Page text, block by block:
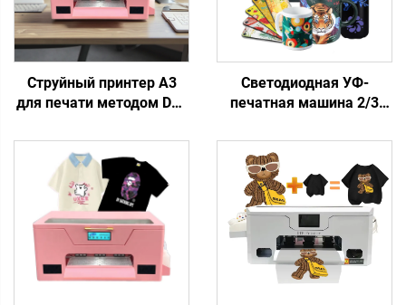
Струйный принтер A3
для печати методом DTF
рулонно-релейная
машина для печати
футболок, наборы DTF
розового цвета для
самостоятельной печати
на одежде методом
термопереноса
Светодиодная УФ-
печатная машина 2/3
6090, УФ-планшетный
принтер для жестких
материалов, печать
чехлов для телефонов,
акрила, металла